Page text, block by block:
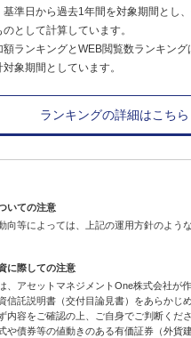
準日から過去1年間を対象期間とし
として計算しています。
ランキングとWEB閲覧数ランキング
象期間としています。
ランキングの詳細はこちら
いての注意
向等によっては、上記の運用方針のよう
に際しての注意
、アセットマネジメントOne株式会社が
信託説明書（交付目論見書）をあらかじ
内容をご確認の上、ご自身でご判断くださ
や債券等の値動きのある有価証券（外貨